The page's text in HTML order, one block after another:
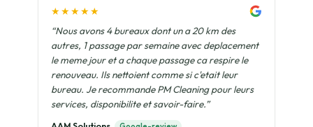
★★★★★
“Nous avons 4 bureaux dont un a 20 km des
autres, 1 passage par semaine avec deplacement
le meme jour et a chaque passage ca respire le
renouveau. Ils nettoient comme si c'etait leur
bureau. Je recommande PM Cleaning pour leurs
services, disponibilite et savoir-faire.”